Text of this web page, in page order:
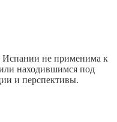
Испании не применима к
находившимся под
и перспективы.